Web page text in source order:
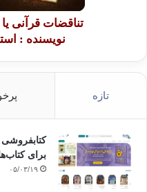
تناقضات قرآنی
نویسنده :
تازه
برای
۰۵/۰۳/۱۹